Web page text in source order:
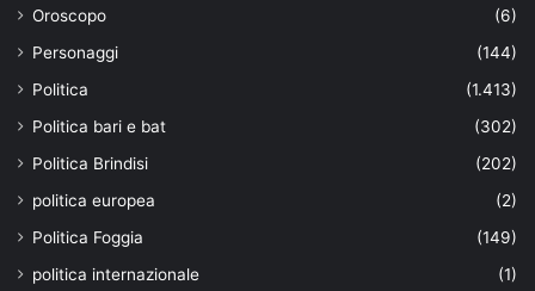
Oroscopo
(6)
Personaggi
(144)
Politica
(1.413)
Politica bari e bat
(302)
Politica Brindisi
(202)
politica europea
(2)
Politica Foggia
(149)
politica internazionale
(1)